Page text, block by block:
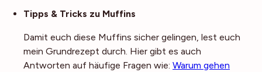
Tipps & Tricks zu Muffins
Damit euch diese Muffins sicher gelingen, lest euch
mein Grundrezept durch. Hier gibt es auch
Antworten auf häufige Fragen wie: Warum gehen